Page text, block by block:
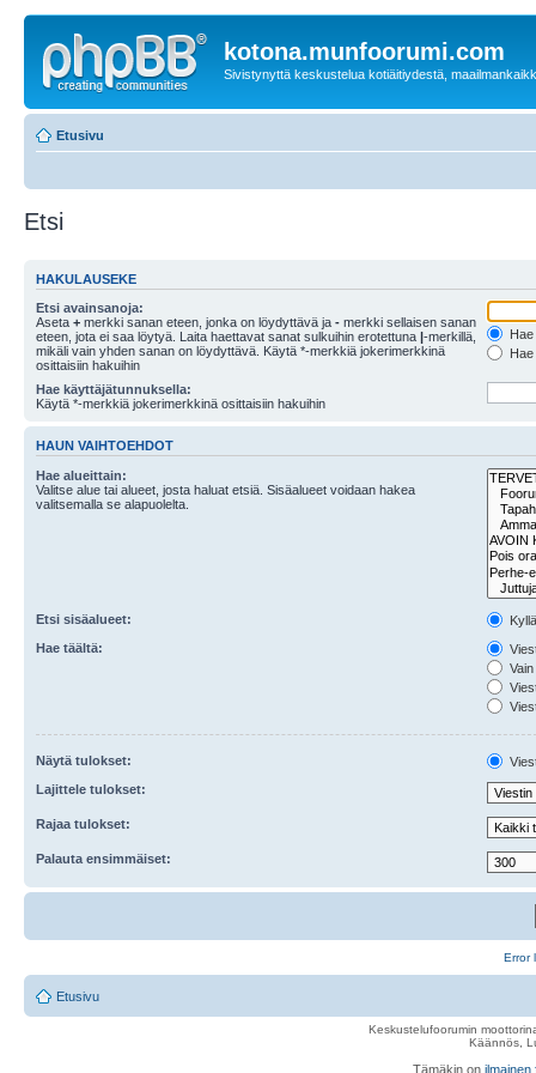
kotona.munfoorumi.com
Sivistynyttä keskustelua kotiäitiydestä,
Etusivu
Etsi
HAKULAUSEKE
Etsi avainsanoja:
Aseta + merkki sanan eteen, jonka on löydyttävä ja - merkki sellaisen sanan
eteen, jota ei saa löytyä. Laita haettavat sanat sulkuihin erotettuna |-merkillä,
mikäli vain yhden sanan on löydyttävä. Käytä *-merkkiä jokerimerkkinä
osittaisiin hakuihin
Hae käyttäjätunnuksella:
Käytä *-merkkiä jokerimerkkinä osittaisiin hakuihin
HAUN VAIHTOEHDOT
Hae alueittain:
Valitse alue tai alueet, josta haluat etsiä. Sisäalueet voidaan hakea
valitsemalla se alapuolelta.
Etsi sisäalueet:
Hae täältä:
Näytä tulokset:
Lajittele tulokset:
Rajaa tulokset:
Palauta ensimmäiset:
Error
Etusivu
Keskustelufoorumin
Käännös,
Tämäkin on ilmainen